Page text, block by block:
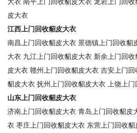
皮大衣
江西上门回收貂皮大衣
南昌上门回收貂皮大衣 景德镇上门回收貂
大衣 九江上门回收貂皮大衣 新余上门回
皮大衣 赣州上门回收貂皮大衣 吉安上门
貂皮大衣 抚州上门回收貂皮大衣 上饶上
山东上门回收貂皮大衣
济南上门回收貂皮大衣 青岛上门回收貂皮
衣 枣庄上门回收貂皮大衣 东营上门回收貂